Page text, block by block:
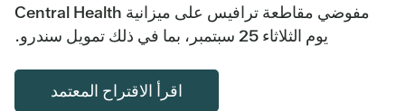
مفوضي مقاطعة ترافيس على ميزانية Central Health
يوم الثلاثاء 25 سبتمبر، بما في ذلك تمويل سندرو.
اقرأ الاقتراح المعتمد